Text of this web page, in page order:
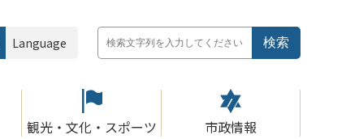
Language
観光・文化・スポーツ 市政情報